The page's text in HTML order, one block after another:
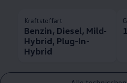
Kraftstoffart
Benzin, Diesel, Mild-
Hybrid, Plug-In-
Hybrid